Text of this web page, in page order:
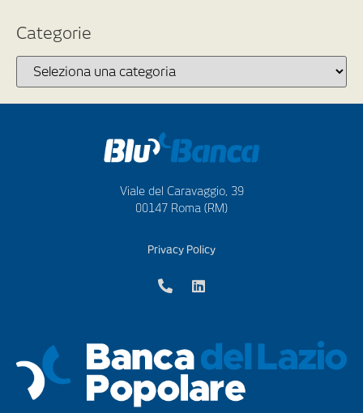
Categorie
Viale del Caravaggio, 39
00147 Roma (RM)
Privacy Policy